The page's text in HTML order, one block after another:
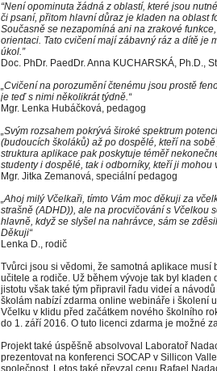
“Není opominuta žádná z oblastí, které jsou
či psaní, přitom hlavní důraz je kladen na oblast
Současně se nezapomíná ani na zrakové
orientaci. Tato cvičení mají zábavný ráz a dítě je
úkol.”
Doc. PhDr. PaedDr. Anna KUCHARSKÁ, Ph.D.,
„Cvičení na porozumění čtenému jsou prostě
je teď s nimi několikrát týdně.“
Mgr. Lenka Hubáčková, pedagog
„Svým rozsahem pokrývá široké spektrum
(budoucích školáků) až po dospělé, kteří na
struktura aplikace pak poskytuje téměř
studenty i dospělé, tak i odborníky, kteří ji mohou
Mgr. Jitka Zemanová, speciální pedagog
„Ahoj milý Včelkaři, tímto Vám moc děkuji za
strašně (ADHD)), ale na procvičování s Včelkou
hlavně, když se slyšel na nahrávce, sám se
Děkuji“
Lenka D., rodič
Tvůrci jsou si vědomi, že samotná aplikace
učitele a rodiče. Už během vývoje tak byl
jistotu však také tým připravil řadu videí a
školám nabízí zdarma online webináře i školení
Včelku v klidu před začátkem nového školního
do 1. září 2016. O tuto licenci zdarma je možné
Projekt také úspěšně absolvoval Laboratoř
prezentovat na konferenci SOCAP v Sillicon
společnost. Letos také převzal cenu Rafael